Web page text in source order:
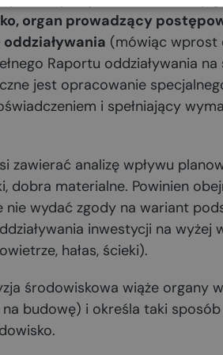
organ prowadzący
(mówiąc wprost
Raportu oddziaływania
jest opracowanie
i spełniający
zawierać analizę wpływu
dobra materialne. Powinien
wydać zgody na wariant
inwestycji na wyżej
hałas, ścieki).
środowiskowa wiąże organy
budowę) i określa taki